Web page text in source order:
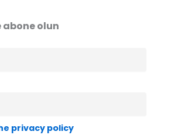
olun
privacy policy